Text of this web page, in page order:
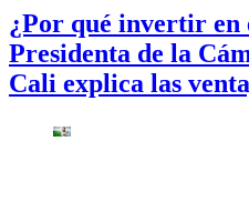
¿Por qué invertir en
Presidenta de la
Cali explica las